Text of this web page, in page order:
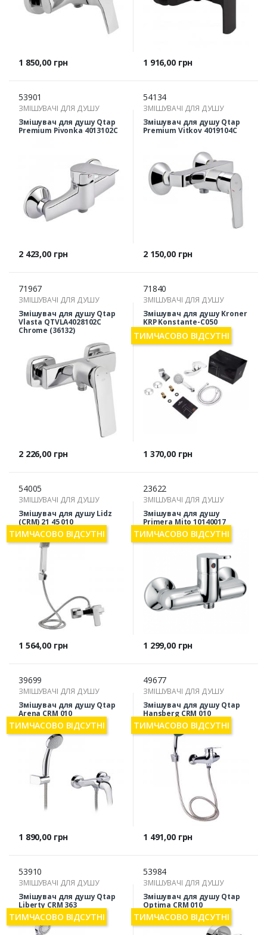
Ціна
1 850,00 грн Ціна
1 916,00 грн
53901
ЗМІШУВАЧІ ДЛЯ ДУШУ
Змішувач для душу Qtap
Premium Pivonka 4013102C
Ціна
2 423,00 грн
54134
ЗМІШУВАЧІ ДЛЯ ДУШУ
Змішувач для душу Qtap
Premium Vitkov 4019104C
Ціна
2 150,00 грн
71967
ЗМІШУВАЧІ ДЛЯ ДУШУ
Змішувач для душу Qtap
Vlasta QTVLA4028102C
Chrome (36132)
Ціна
2 226,00 грн
71840
ЗМІШУВАЧІ ДЛЯ ДУШУ
Змішувач для душу Kroner
KRP Konstante-C050
Ціна
1 370,00 грн
ТИМЧАСОВО ВІДСУТНІ
54005
ЗМІШУВАЧІ ДЛЯ ДУШУ
Змішувач для душу Lidz
(CRM) 21 45 010
Ціна
1 564,00 грн
ТИМЧАСОВО ВІДСУТНІ
23622
ЗМІШУВАЧІ ДЛЯ ДУШУ
Змішувач для душу
Primera Mito 10140017
Ціна
1 299,00 грн
ТИМЧАСОВО ВІДСУТНІ
39699
ЗМІШУВАЧІ ДЛЯ ДУШУ
Змішувач для душу Qtap
Arena CRM 010
Ціна
1 890,00 грн
ТИМЧАСОВО ВІДСУТНІ
49677
ЗМІШУВАЧІ ДЛЯ ДУШУ
Змішувач для душу Qtap
Hansberg CRM 010
Ціна
1 491,00 грн
ТИМЧАСОВО ВІДСУТНІ
53910
ЗМІШУВАЧІ ДЛЯ ДУШУ
Змішувач для душу Qtap
Liberty CRM 363
ТИМЧАСОВО ВІДСУТНІ
53984
ЗМІШУВАЧІ ДЛЯ ДУШУ
Змішувач для душу Qtap
Optima CRM 010
ТИМЧАСОВО ВІДСУТНІ